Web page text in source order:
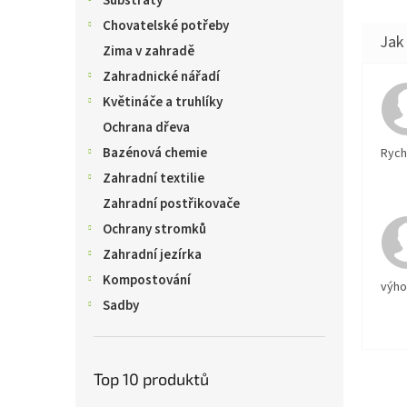
Chovatelské potřeby
Zima v zahradě
Zahradnické nářadí
Květináče a truhlíky
Ochrana dřeva
Bazénová chemie
Zahradní textilie
Zahradní postřikovače
Ochrany stromků
Zahradní jezírka
Kompostování
Sadby
Top 10 produktů